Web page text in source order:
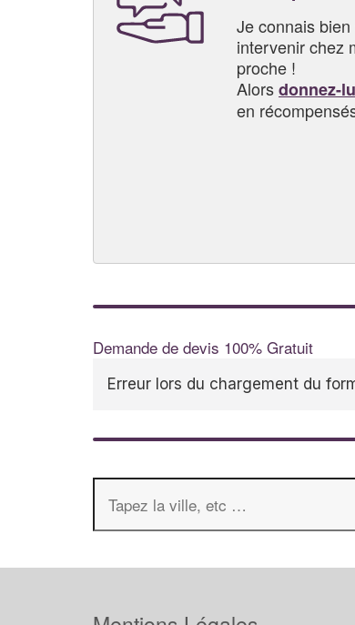
Je connais
intervenir chez
proche !
Alorsdonnez-
en
Demande de devis 100% Gratuit
Erreur lors du chargement du